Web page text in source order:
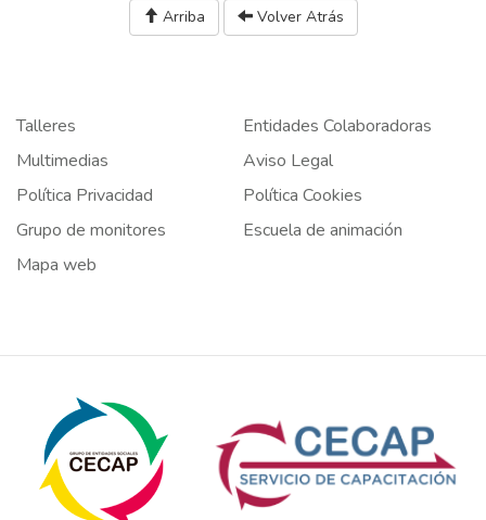
Arriba Volver Atrás
Talleres
Entidades Colaboradoras
Multimedias
Aviso Legal
Política Privacidad
Política Cookies
Grupo de monitores
Escuela de animación
Mapa web